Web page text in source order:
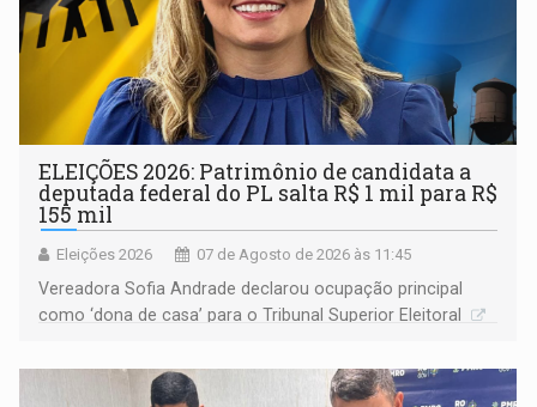
ELEIÇÕES 2026: Patrimônio de candidata a
deputada federal do PL salta R$ 1 mil para R$
155 mil
Eleições 2026 07 de Agosto de 2026 às 11:45
Vereadora Sofia Andrade declarou ocupação principal
como ‘dona de casa’ para o Tribunal Superior Eleitoral